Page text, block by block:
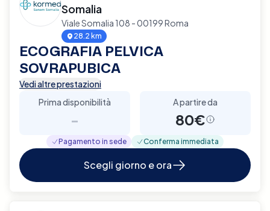
Somalia
Viale Somalia 108 - 00199 Roma
28.2 km
ECOGRAFIA PELVICA
SOVRAPUBICA
Vedi altre prestazioni
Prima disponibilità
-
A partire da
80€
Pagamento in sede Conferma immediata
Scegli giorno e ora